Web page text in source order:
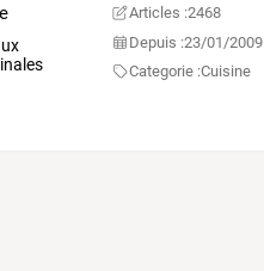
Articles :2468
Depuis :23/01/2009
Categorie :Cuisine